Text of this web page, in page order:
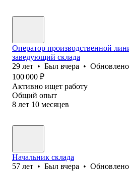
Оператор производственной
заведующий склада
29 лет • Был вчера • Обновлено
100 000 ₽
Активно ищет работу
Общий опыт
8 лет 10 месяцев
Начальник склада
57 лет • Был вчера • Обновлено